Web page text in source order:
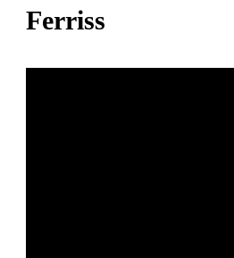
Ferriss